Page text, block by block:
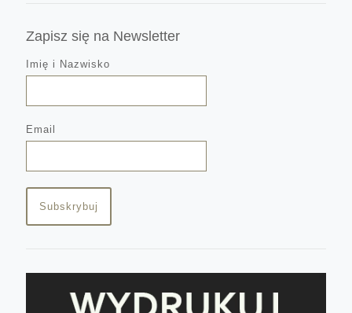
Zapisz się na Newsletter
Imię i Nazwisko
Email